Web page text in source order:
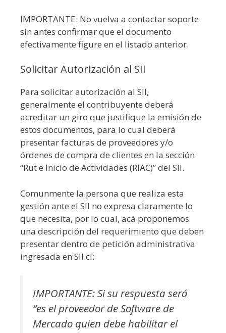
IMPORTANTE: No vuelva a contactar soporte
sin antes confirmar que el documento
efectivamente figure en el listado anterior.
Solicitar Autorización al SII
Para solicitar autorización al SII,
generalmente el contribuyente deberá
acreditar un giro que justifique la emisión de
estos documentos, para lo cual deberá
presentar facturas de proveedores y/o
órdenes de compra de clientes en la sección
“Rut e Inicio de Actividades (RIAC)” del SII.
Comunmente la persona que realiza esta
gestión ante el SII no expresa claramente lo
que necesita, por lo cual, acá proponemos
una descripción del requerimiento que deben
presentar dentro de petición administrativa
ingresada en SII.cl:
IMPORTANTE: Si su respuesta será
“es el proveedor de Software de
Mercado quien debe habilitar el